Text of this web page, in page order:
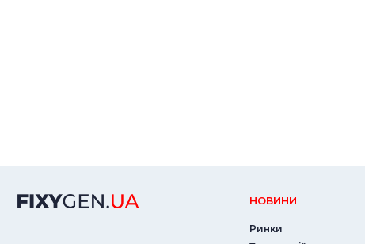
НОВИНИ
Ринки